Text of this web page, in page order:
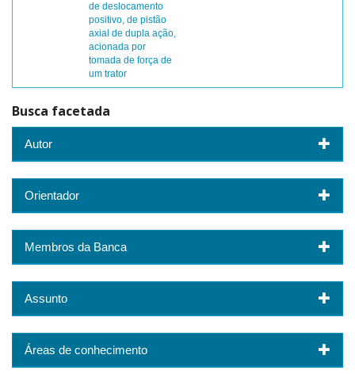
de deslocamento
positivo, de pistão
axial de dupla ação,
acionada por
tomada de força de
um trator
Busca facetada
Autor
Orientador
Membros da Banca
Assunto
Áreas de conhecimento